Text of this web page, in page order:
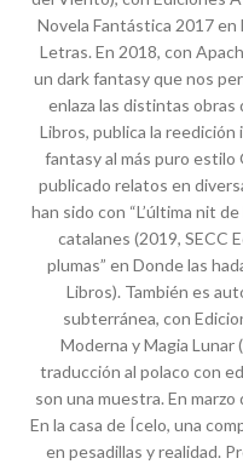
Novela Fantástica 2017 en
Letras. En 2018, con
un dark fantasy que nos
enlaza las distintas obras
Libros, publica la
fantasy al más puro estilo
publicado relatos en
han sido con “L’última nit
catalanes (2019, SECC
plumas” en Donde las
Libros). También es
subterránea, con
Moderna y Magia Lunar
traducción al polaco con
son una muestra. En
En la casa de Ícelo, una
en pesadillas y realidad.